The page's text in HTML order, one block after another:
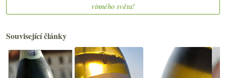
vinného světa!
Související články